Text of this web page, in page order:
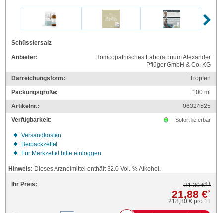
Schüsslersalz
Anbieter:
Homöopathisches Laboratorium Alexander
Pflüger GmbH & Co. KG
Darreichungsform:
Tropfen
Packungsgröße:
100ml
Artikelnr.:
06324525
Verfügbarkeit:
Sofort lieferbar
Versandkosten
Beipackzettel
Für Merkzettel bitte einloggen
Hinweis: Dieses Arzneimittel enthält 32.0 Vol.-% Alkohol.
Ihr Preis: 31,30 €4)
21,88 €*
218,80 € pro 1 l